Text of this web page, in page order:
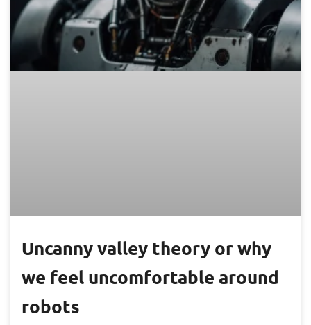
Uncanny valley theory or why
we feel uncomfortable around
robots